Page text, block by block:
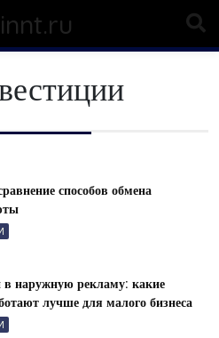
способов обмена
в наружную рекламу: какие
лучше для малого бизнеса